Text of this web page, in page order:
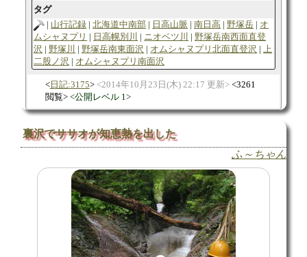
タグ
山行記録
北海道中南部 日高山脈 南日高 野塚岳
オ
ムシャヌプリ
日高幌別川 ニオベツ川
野塚岳南西面直登
沢
野塚川 野塚岳南東面沢 オムシャヌプリ北面直登沢
上
二股ノ沢
オムシャヌプリ南面沢
日記:3175 2014年10月23日(木) 22:17 更新
3261
閲覧
公開レベル 1
裏沢でササオが知恵熱を出した
ふ～ちゃん